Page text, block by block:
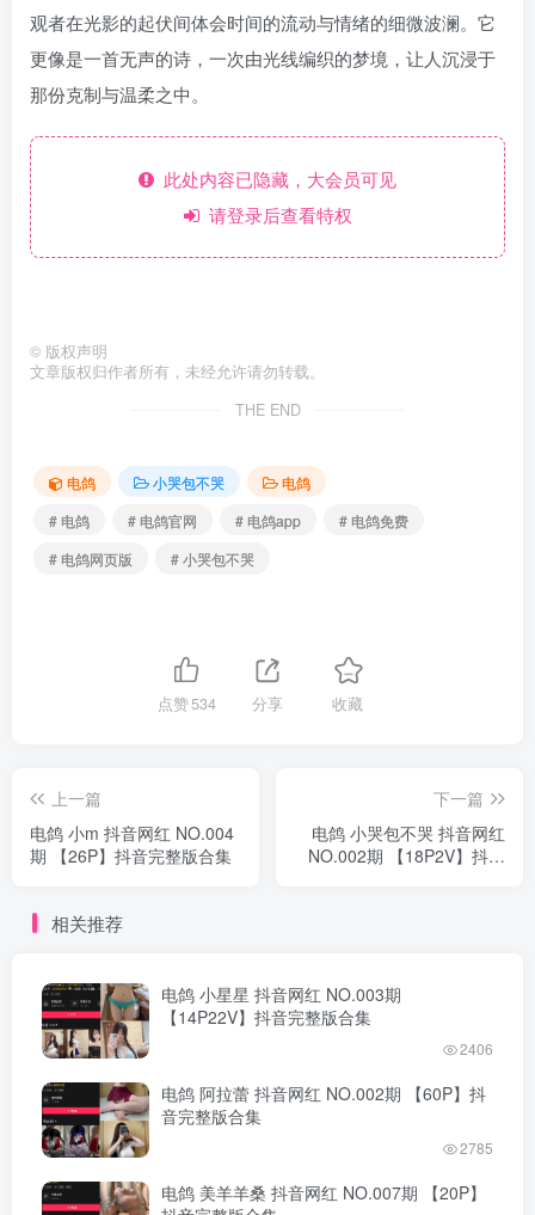
观者在光影的起伏间体会时间的流动与情绪的细微波澜。它
更像是一首无声的诗，一次由光线编织的梦境，让人沉浸于
那份克制与温柔之中。
此处内容已隐藏，大会员可见
请登录后查看特权
© 版权声明
文章版权归作者所有，未经允许请勿转载。
THE END
电鸽 小哭包不哭
电鸽
# 电鸽
# 电鸽官网 # 电鸽app
# 电鸽免费
# 电鸽网页版
# 小哭包不哭
点赞534 分享 收藏
上一篇
电鸽 小m 抖音网红 NO.004
期 【26P】抖音完整版合集
下一篇
电鸽 小哭包不哭 抖音网红
NO.002期 【18P2V】抖音
相关推荐
电鸽 小星星 抖音网红 NO.003期
【14P22V】抖音完整版合集
2406
电鸽 阿拉蕾 抖音网红 NO.002期 【60P】抖
音完整版合集
2785
电鸽 美羊羊桑 抖音网红 NO.007期 【20P】